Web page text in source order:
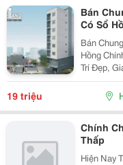
Bán
Có Sổ
Bán
Hồng
Trí Đẹp,
Căn Hộ
Có Thể
19 triệu
Chính
Thấp
Hiện Nay